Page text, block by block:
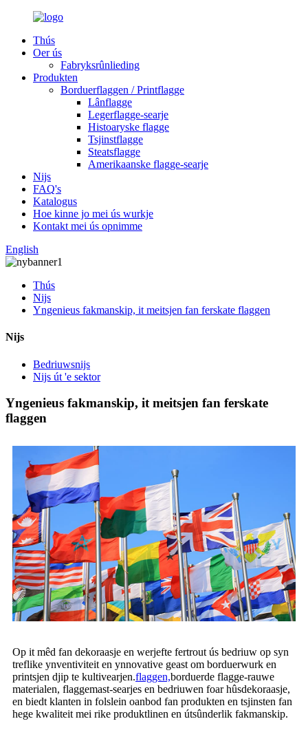
Thús
Oer ús
Fabryksrûnlieding
Produkten
Borduerflaggen / Printflagge
Lânflagge
Legerflagge-searje
Histoaryske flagge
Tsjinstflagge
Steatsflagge
Amerikaanske flagge-searje
Nijs
FAQ's
Katalogus
Hoe kinne jo mei ús wurkje
Kontakt mei ús opnimme
English
Thús
Nijs
Yngenieus fakmanskip, it meitsjen fan ferskate flaggen
Nijs
Bedriuwsnijs
Nijs út 'e sektor
Yngenieus fakmanskip, it meitsjen fan ferskate
flaggen
Op it mêd fan dekoraasje en werjefte fertrout ús bedriuw op syn
treflike ynventiviteit en ynnovative geast om borduerwurk en
printsjen djip te kultivearjen.flaggen,borduerde flagge-rauwe
materialen, flaggemast-searjes en bedriuwen foar hûsdekoraasje,
en biedt klanten in folslein oanbod fan produkten en tsjinsten fan
hege kwaliteit mei rike produktlinen en útsûnderlik fakmanskip.